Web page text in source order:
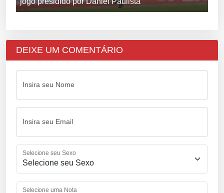
DEIXE UM COMENTÁRIO
Insira seu Nome
Insira seu Email
Selecione seu Sexo
Selecione uma Nota